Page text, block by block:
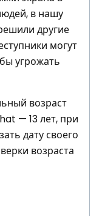
в нашу
другие
могут
угрожать
возраст
— 13 лет, при
дату своего
возраста